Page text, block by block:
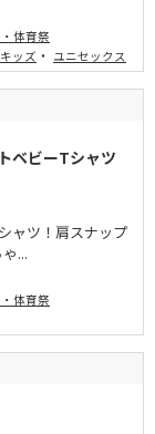
体育祭
キッズ ・ ユニセックス
ベビーTシャツ
ャツ！肩スナップ
...
体育祭